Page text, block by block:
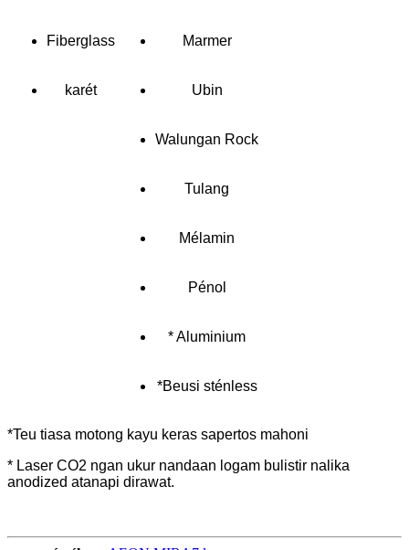
Fiberglass Marmer
karét Ubin
Walungan Rock
Tulang
Mélamin
Pénol
* Aluminium
*Beusi sténless
*Teu tiasa motong kayu keras sapertos mahoni
* Laser CO2 ngan ukur nandaan logam bulistir nalika
anodized atanapi dirawat.